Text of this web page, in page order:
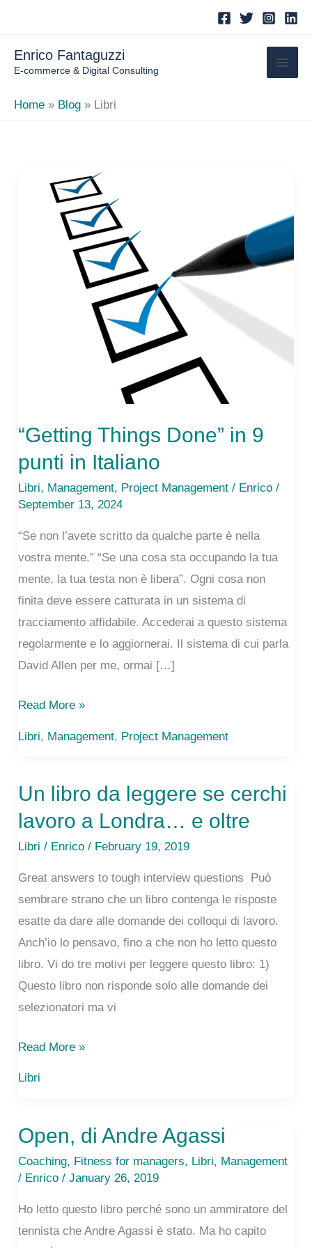
content
Enrico Fantaguzzi
E-commerce & Digital Consulting
Home Blog Libri
“Getting Things Done” in 9
punti in Italiano
Libri, Management, Project Management / Enrico/
September 13, 2024
“Se non l’avete scritto da qualche parte è nella
vostra mente.” “Se una cosa sta occupando la tua
mente, la tua testa non è libera”. Ogni cosa non
finita deve essere catturata in un sistema di
tracciamento affidabile. Accederai a questo sistema
regolarmente e lo aggiornerai. Il sistema di cui parla
David Allen per me, ormai […]
“Getting
9
punti
Read More »
Libri, Management, Project Management
Un libro da leggere se cerchi
lavoro a Londra… e oltre
Libri / Enrico/ February 19, 2019
Great answers to tough interview questions Può
sembrare strano che un libro contenga le risposte
esatte da dare alle domande dei colloqui di lavoro.
Anch’io lo pensavo, fino a che non ho letto questo
libro. Vi do tre motivi per leggere questo libro: 1)
Questo libro non risponde solo alle domande dei
selezionatori ma vi
Un
se
cerchi
lavoro
Read More »
Libri
Open, di Andre Agassi
Coaching, Fitness for managers, Libri, Management
/ Enrico/ January 26, 2019
Ho letto questo libro perché sono un ammiratore del
tennista che Andre Agassi è stato. Ma ho capito